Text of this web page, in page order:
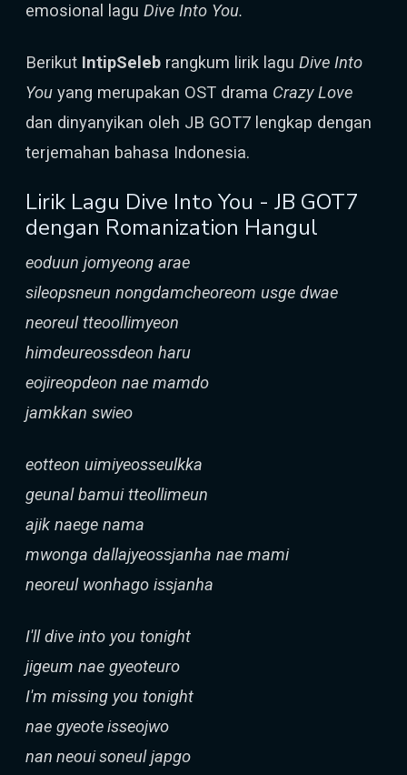
emosional lagu Dive Into You.
Berikut IntipSeleb rangkum lirik lagu Dive Into
You yang merupakan OST drama Crazy Love
dan dinyanyikan oleh JB GOT7 lengkap dengan
terjemahan bahasa Indonesia.
Lirik Lagu Dive Into You - JB GOT7
dengan Romanization Hangul
eoduun jomyeong arae
sileopsneun nongdamcheoreom usge dwae
neoreul tteoollimyeon
himdeureossdeon haru
eojireopdeon nae mamdo
jamkkan swieo
eotteon uimiyeosseulkka
geunal bamui tteollimeun
ajik naege nama
mwonga dallajyeossjanha nae mami
neoreul wonhago issjanha
I'll dive into you tonight
jigeum nae gyeoteuro
I'm missing you tonight
nae gyeote isseojwo
nan neoui soneul japgo